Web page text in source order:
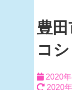
豊
コ
2020
2020